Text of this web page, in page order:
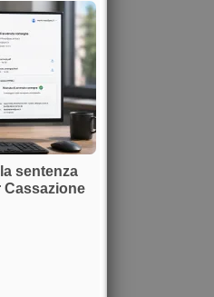
sentenza